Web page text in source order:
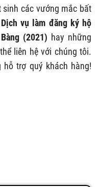
sinh các vướng mắc bất
Dịch vụ làm đăng ký hộ
(2021) hay những
liên hệ với chúng tôi.
hỗ trợ quý khách hàng!